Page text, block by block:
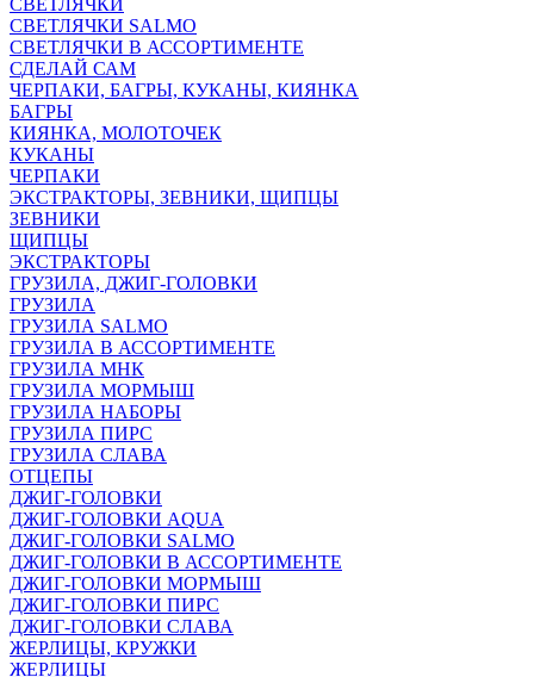
СВЕТЛЯЧКИ
СВЕТЛЯЧКИ SALMO
СВЕТЛЯЧКИ В АССОРТИМЕНТЕ
СДЕЛАЙ САМ
ЧЕРПАКИ, БАГРЫ, КУКАНЫ, КИЯНКА
БАГРЫ
КИЯНКА, МОЛОТОЧЕК
КУКАНЫ
ЧЕРПАКИ
ЭКСТРАКТОРЫ, ЗЕВНИКИ, ЩИПЦЫ
ЗЕВНИКИ
ЩИПЦЫ
ЭКСТРАКТОРЫ
ГРУЗИЛА, ДЖИГ-ГОЛОВКИ
ГРУЗИЛА
ГРУЗИЛА SALMO
ГРУЗИЛА В АССОРТИМЕНТЕ
ГРУЗИЛА МНК
ГРУЗИЛА МОРМЫШ
ГРУЗИЛА НАБОРЫ
ГРУЗИЛА ПИРС
ГРУЗИЛА СЛАВА
ОТЦЕПЫ
ДЖИГ-ГОЛОВКИ
ДЖИГ-ГОЛОВКИ AQUA
ДЖИГ-ГОЛОВКИ SALMO
ДЖИГ-ГОЛОВКИ В АССОРТИМЕНТЕ
ДЖИГ-ГОЛОВКИ МОРМЫШ
ДЖИГ-ГОЛОВКИ ПИРС
ДЖИГ-ГОЛОВКИ СЛАВА
ЖЕРЛИЦЫ, КРУЖКИ
ЖЕРЛИЦЫ